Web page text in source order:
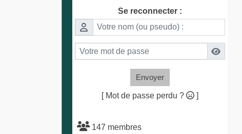
Se reconnecter :
Envoyer
[ Mot de passe perdu ? ]
147 membres